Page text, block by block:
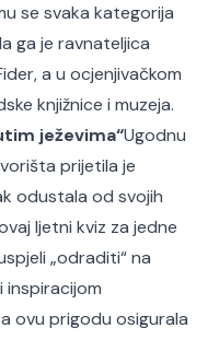
se svaka kategorija
ga je ravnateljica
a u ocjenjivačkom
knjižnice i muzeja.
ježevima“Ugodnu
prijetila je
odustala od svojih
ljetni kviz za jedne
„odraditi“ na
ovu prigodu osigurala